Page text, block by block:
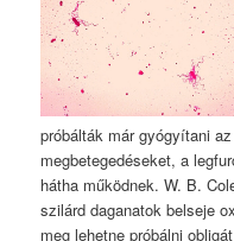
próbálták már gyógyítani
megbetegedéseket, a
hátha működnek. W. B.
szilárd daganatok belseje
meg lehetne próbálni